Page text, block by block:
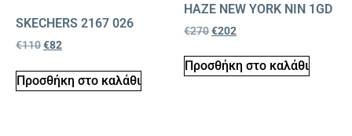
SKECHERS 2167 026
€110€82
Προσθήκη στο καλάθι
HAZE NEW YORK NIN 1GD
€270€202
Προσθήκη στο καλάθι